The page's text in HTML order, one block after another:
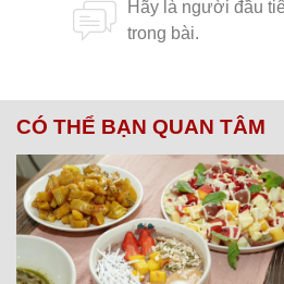
CÓ THỂ BẠN QUAN TÂM